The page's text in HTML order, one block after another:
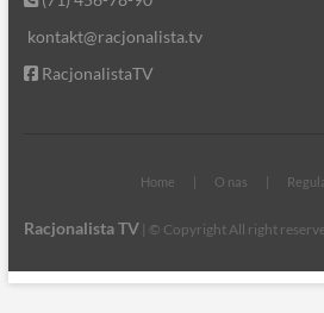
kontakt@racjonalista.tv
RacjonalistaTV
Home O nas
Racjonalista TV| © Copyright All right